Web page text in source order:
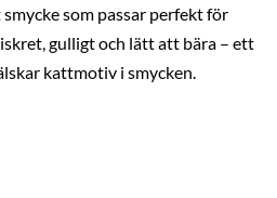
som passar perfekt för
gulligt och lätt att bära – ett
kattmotiv i smycken.